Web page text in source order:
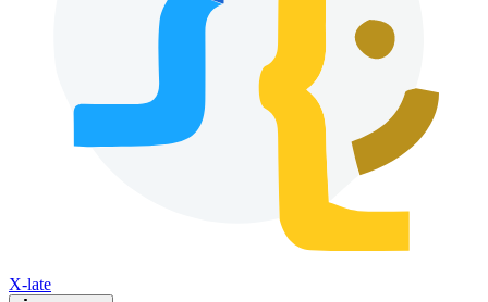
X-late